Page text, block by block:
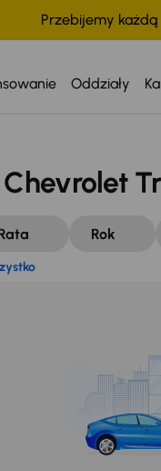
Przebijemy
Oddziały
Rok